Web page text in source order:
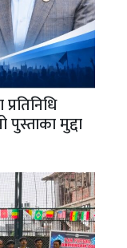
मुद्दा